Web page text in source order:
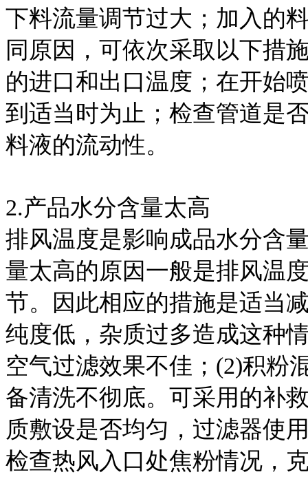
下料流量调节过大；加入的
同原因 ，可依次采取以下措
的进口和出口温度；在开始
到适当时为止；检查管道是
料液的流动性。
2.产品水分含量太高
排风温度是影响成品水分含
量太高的原因一般是排风温
节。因此相应的措施是适当
纯度低，杂质过多造成这种
空气过滤效果不佳；(2)积粉
备清洗不彻底。可采用的补
质敷设是否均匀，过滤器使
检查热风入口处焦粉情况，